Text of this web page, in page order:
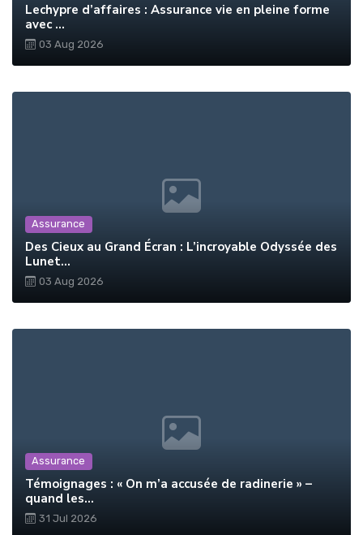
Lechypre d’affaires : Assurance vie en pleine forme
avec ...
03 Aug 2026
Assurance
Des Cieux au Grand Écran : L’incroyable Odyssée des
Lunet...
03 Aug 2026
Assurance
Témoignages : « On m’a accusée de radinerie » –
quand les...
31 Jul 2026